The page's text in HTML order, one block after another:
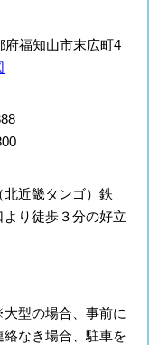
福知山市末広町4
北近畿タンゴ）鉄
り徒歩３分の好立
型の場合、事前に
絡なき場合、駐車を